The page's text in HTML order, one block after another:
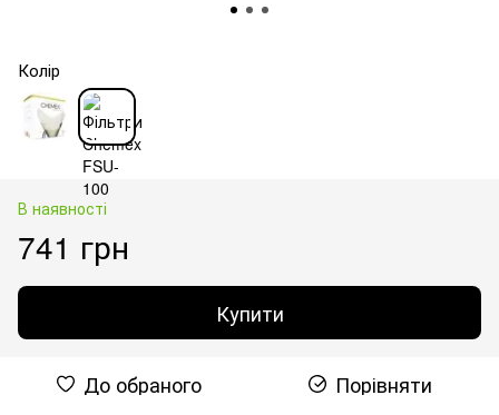
Колір
В наявності
741 грн
Купити
До обраного Порівняти